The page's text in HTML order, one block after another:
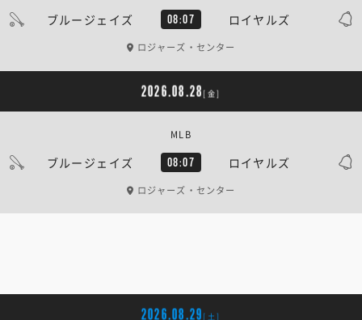
ブルージェイズ 08:07 ロイヤルズ
ロジャーズ・センター
2026.08.28 [金]
ブルージェイズ 08:07 ロイヤルズ
MLB
ロジャーズ・センター
2026.08.29 [土]